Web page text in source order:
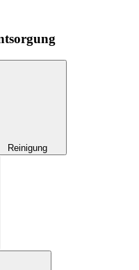
Reinigung